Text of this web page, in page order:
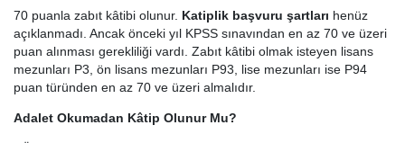
70 puanla zabıt kâtibi olunur. Katiplik başvuru şartları henüz
açıklanmadı. Ancak önceki yıl KPSS sınavından en az 70 ve üzeri
puan alınması gerekliliği vardı. Zabıt kâtibi olmak isteyen lisans
mezunları P3, ön lisans mezunları P93, lise mezunları ise P94
puan türünden en az 70 ve üzeri almalıdır.
Adalet Okumadan Kâtip Olunur Mu?